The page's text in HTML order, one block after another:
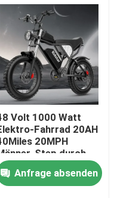
Volt 1000 Watt
Fahrrad 20AH
20MPH
Step durch
Fahrrad
Anfrage absenden